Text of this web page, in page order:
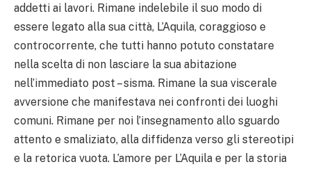
addetti ai lavori. Rimane indelebile il suo modo di
essere legato alla sua città, L’Aquila, coraggioso e
controcorrente, che tutti hanno potuto constatare
nella scelta di non lasciare la sua abitazione
nell’immediato post – sisma. Rimane la sua viscerale
avversione che manifestava nei confronti dei luoghi
comuni. Rimane per noi l’insegnamento allo sguardo
attento e smaliziato, alla diffidenza verso gli stereotipi
e la retorica vuota. L’amore per L’Aquila e per la storia